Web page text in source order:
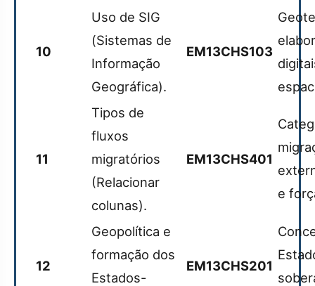
10
Uso de SIG
(Sistemas de
Informação
Geográfica).
EM13CHS103
11
Tipos de
fluxos
migratórios
(Relacionar
colunas).
EM13CHS401
e
12
Geopolítica e
formação dos
Estados-
EM13CHS201